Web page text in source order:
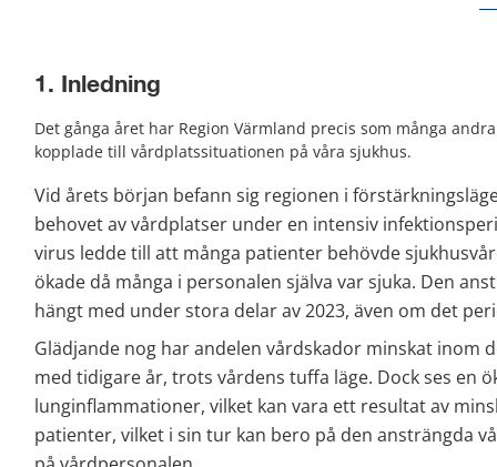
1. Inledning
Det gånga året har Region Värmland precis som många
kopplade till vårdplatssituationen på våra sjukhus.
Vid årets början befann sig regionen i
behovet av vårdplatser under en intensiv
virus ledde till att många patienter behövde
ökade då många i personalen själva var sjuka. Den
hängt med under stora delar av 2023, även om det
Glädjande nog har andelen vårdskador minskat inom
med tidigare år, trots vårdens tuffa läge. Dock ses en
lunginflammationer, vilket kan vara ett resultat av
patienter, vilket i sin tur kan bero på den ansträngda